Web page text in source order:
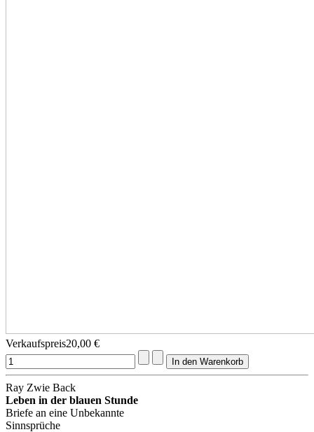
Verkaufspreis20,00 €
Ray Zwie Back
Leben in der blauen Stunde
Briefe an eine Unbekannte
Sinnsprüche